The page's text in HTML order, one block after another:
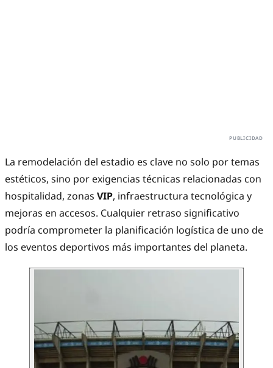
La remodelación del estadio es clave no solo por temas
estéticos, sino por exigencias técnicas relacionadas con
hospitalidad, zonas VIP, infraestructura tecnológica y
mejoras en accesos. Cualquier retraso significativo
podría comprometer la planificación logística de uno de
los eventos deportivos más importantes del planeta.